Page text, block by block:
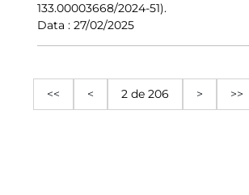
133.00003668/2024-51).
Data : 27/02/2025
<< < 2 de 206 > >>